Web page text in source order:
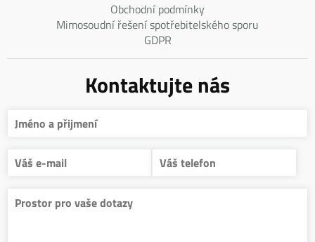
Obchodní podmínky
Mimosoudní řešení spotřebitelského sporu
GDPR
Kontaktujte nás